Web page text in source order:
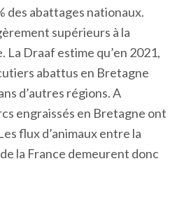
des abattages nationaux.
supérieurs à la
Draaf estime qu’en 2021,
abattus en Bretagne
d’autres régions. A
engraissés en Bretagne ont
flux d’animaux entre la
la France demeurent donc